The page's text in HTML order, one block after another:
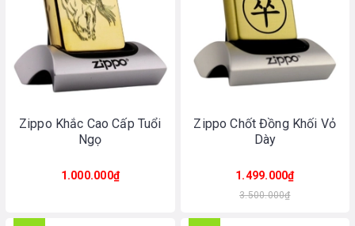
Zippo Khắc Cao Cấp Tuổi
Ngọ
1.000.000₫
Zippo Chốt Đồng Khối Vỏ
Dày
1.499.000₫
3.500.000₫